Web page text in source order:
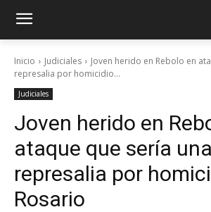
Inicio Judiciales
Joven herido en Rebolo en
represalia por homicidio...
Judiciales
Joven herido en
ataque que sería una
represalia por
Rosario